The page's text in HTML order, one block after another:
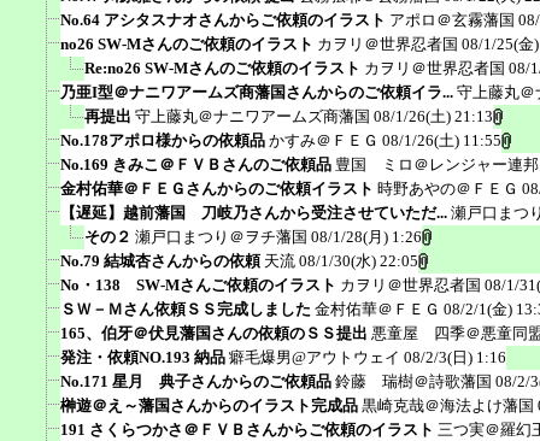
No.64 アシタスナオさんからご依頼のイラスト アポロ＠玄霧藩国
no26 SW-Mさんのご依頼のイラスト カヲリ＠世界忍者国 08/1/25(金
Re:no26 SW-Mさんのご依頼のイラスト カヲリ＠世界忍者国 08/
乃亜I型＠ナニワアームズ商藩国さんからのご依頼イラ... 守上藤丸＠
再提出 守上藤丸＠ナニワアームズ商藩国 08/1/26(土) 21:13
No.178アポロ様からの依頼品 かすみ＠ＦＥＧ 08/1/26(土) 11:55
No.169 きみこ＠ＦＶＢさんのご依頼品 豊国 ミロ＠レンジャー連邦
金村佑華＠ＦＥＧさんからのご依頼イラスト 時野あやの＠ＦＥＧ
【遅延】越前藩国 刀岐乃さんから受注させていただ... 瀬戸口まつ
その２ 瀬戸口まつり＠ヲチ藩国 08/1/28(月) 1:26
No.79 結城杏さんからの依頼 天流 08/1/30(水) 22:05
No・138 SW-Mさんご依頼のイラスト カヲリ＠世界忍者国 08/1/
ＳＷ－Ｍさん依頼ＳＳ完成しました 金村佑華＠ＦＥＧ 08/2/1(金)
165、伯牙＠伏見藩国さんの依頼のＳＳ提出 悪童屋 四季＠悪童同
発注・依頼NO.193 納品 癖毛爆男@アウトウェイ 08/2/3(日) 1:16
No.171 星月 典子さんからのご依頼品 鈴藤 瑞樹＠詩歌藩国 08/2/
榊遊＠え～藩国さんからのイラスト完成品 黒崎克哉＠海法よけ藩国
191 さくらつかさ＠ＦＶＢさんからご依頼のイラスト 三つ実＠羅幻